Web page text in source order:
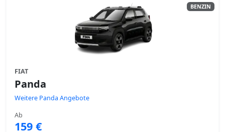
BENZIN
FIAT
Panda
Weitere Panda Angebote
Ab
159 €